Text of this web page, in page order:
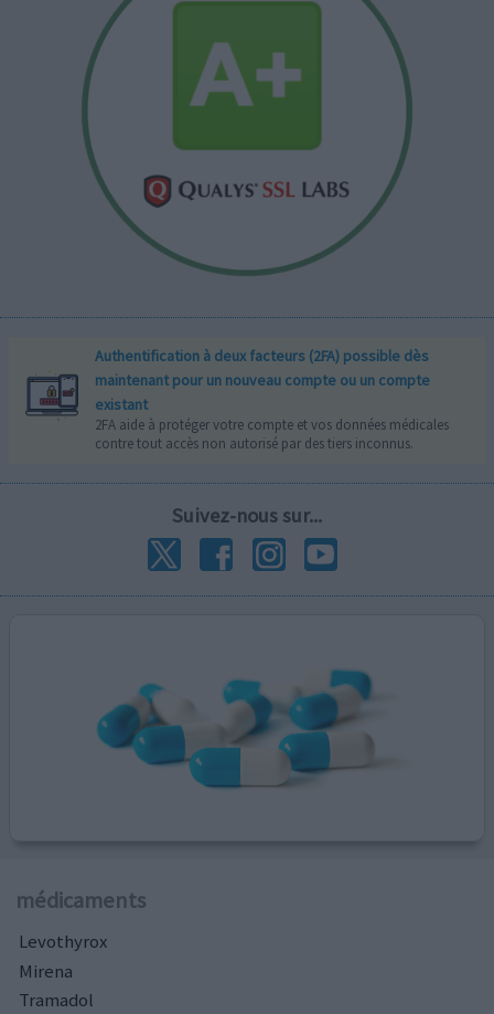
Authentification à deux facteurs (2FA) possible dès
maintenant pour un nouveau compte ou un compte
existant
2FA aide à protéger votre compte et vos données médicales
contre tout accès non autorisé par des tiers inconnus.
Suivez-nous sur...
médicaments
Levothyrox
Mirena
Tramadol